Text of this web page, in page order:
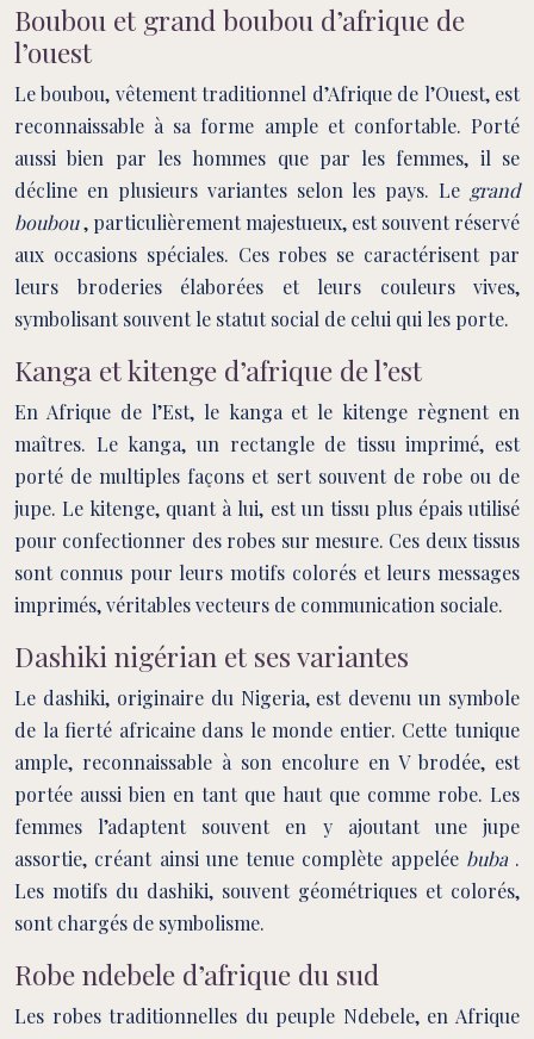
Boubou et grand boubou d’afrique de
l’ouest
Le boubou, vêtement traditionnel d’Afrique de l’Ouest, est
reconnaissable à sa forme ample et confortable. Porté
aussi bien par les hommes que par les femmes, il se
décline en plusieurs variantes selon les pays. Le grand
boubou, particulièrement majestueux, est souvent réservé
aux occasions spéciales. Ces robes se caractérisent par
leurs broderies élaborées et leurs couleurs vives,
symbolisant souvent le statut social de celui qui les porte.
Kanga et kitenge d’afrique de l’est
En Afrique de l’Est, le kanga et le kitenge règnent en
maîtres. Le kanga, un rectangle de tissu imprimé, est
porté de multiples façons et sert souvent de robe ou de
jupe. Le kitenge, quant à lui, est un tissu plus épais utilisé
pour confectionner des robes sur mesure. Ces deux tissus
sont connus pour leurs motifs colorés et leurs messages
imprimés, véritables vecteurs de communication sociale.
Dashiki nigérian et ses variantes
Le dashiki, originaire du Nigeria, est devenu un symbole
de la fierté africaine dans le monde entier. Cette tunique
ample, reconnaissable à son encolure en V brodée, est
portée aussi bien en tant que haut que comme robe. Les
femmes l’adaptent souvent en y ajoutant une jupe
assortie, créant ainsi une tenue complète appelée buba .
Les motifs du dashiki, souvent géométriques et colorés,
sont chargés de symbolisme.
Robe ndebele d’afrique du sud
Les robes traditionnelles du peuple Ndebele, en Afrique